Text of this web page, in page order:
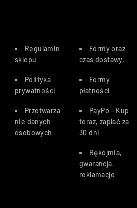
Regulamin
sklepu
Polityka
prywatności
Przetwarza
nie danych
osobowych
Formy oraz
czas dostawy.
Formy
płatności
PayPo – Kup
teraz, zapłać za
30 dni
Rękojmia,
gwarancja,
reklamacje